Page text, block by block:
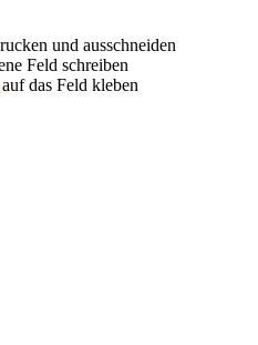
und ausschneiden
Feld schreiben
auf das Feld kleben